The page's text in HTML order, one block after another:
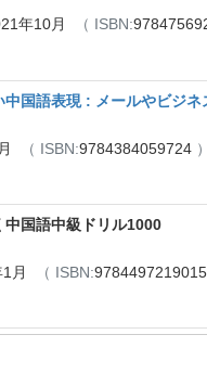
年10月
（ ISBN:
中国語表現 : メールやビジ
（ ISBN:9784384059724 ）
中国語中級ドリル1000
月
（ ISBN:9784497219015